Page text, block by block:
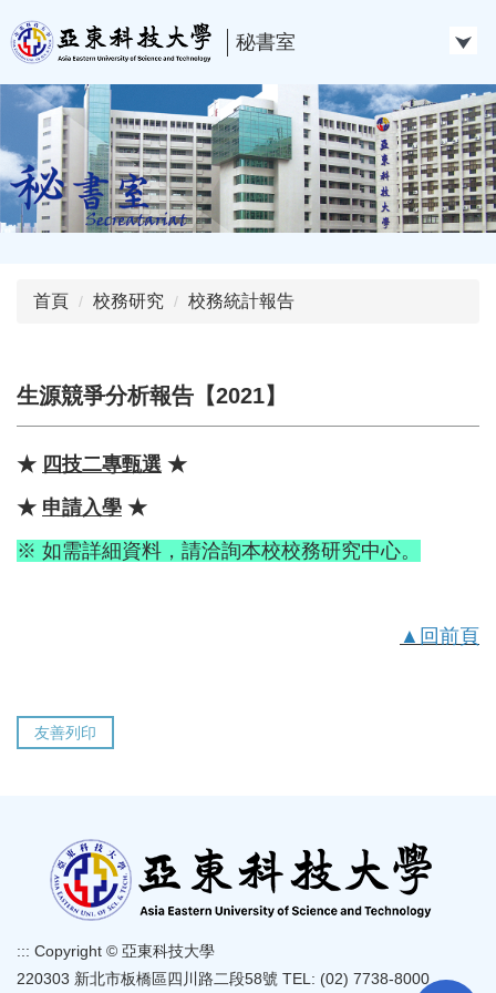
到
主
要
內
區
秘書室
首頁 校務研究 校務統計報告
生源競爭分析報告【2021】
★ 四技二專甄選 ★
★ 申請入學 ★
※ 如需詳細資料，請洽詢本校校務研究中心。
▲回前頁
友善列印
::: Copyright © 亞東科技大學
220303 新北市板橋區四川路二段58號 TEL: (02) 7738-8000